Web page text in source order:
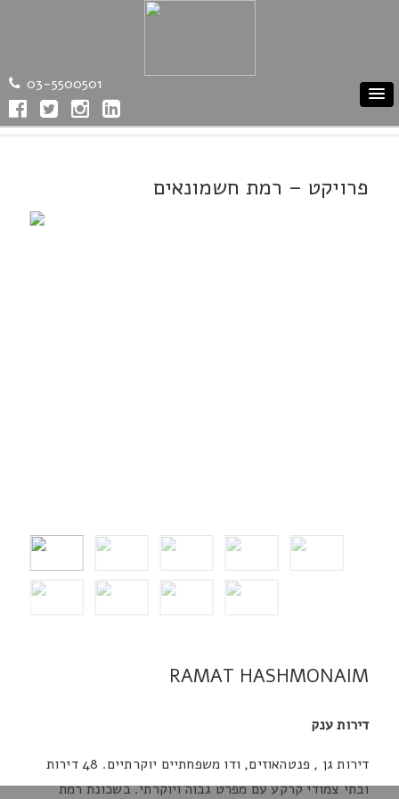
03-5500501
פרויקט – רמת חשמונאים
RAMAT HASHMONAIM
דירות ענק
דירות גן , פנטהאוזים, ודו משפחתיים יוקרתיים. 48 דירות
ובתי צמודי קרקע עם מפרט גבוה ויוקרתי. בשכונת רמת